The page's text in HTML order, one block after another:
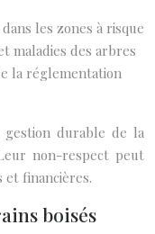
les zones à risque
maladies des arbres
la réglementation
gestion durable de la
non-respect peut
et financières.
boisés